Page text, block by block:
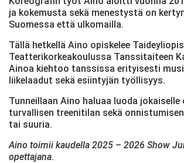
ja kokemusta sekä menestystä on
Suomessa että ulkomailla.
Tällä hetkellä Aino opiskelee
Teatterikorkeakoulussa Tanssitaiteen
Ainoa kiehtoo tanssissa erityisesti
liikelaadut sekä esiintyjän työllisyys.
Tunneillaan Aino haluaa luoda jokaiselle
turvallisen treenitilan sekä
tai suuria.
Aino toimii kaudella 2025 – 2026 Show
opettajana.